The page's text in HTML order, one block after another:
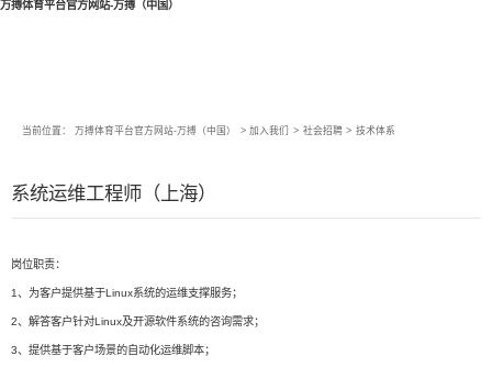
万搏体育平台官方网站-万搏（中国）
当前位置： 万搏体育平台官方网站-万搏（中国） > 加入我们 > 社会招聘 > 技术体系
系统运维工程师（上海）
岗位职责：
1、为客户提供基于Linux系统的运维支撑服务；
2、解答客户针对Linux及开源软件系统的咨询需求；
3、提供基于客户场景的自动化运维脚本；